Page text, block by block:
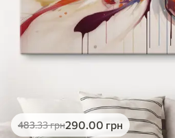
483.33грн290.00 грн